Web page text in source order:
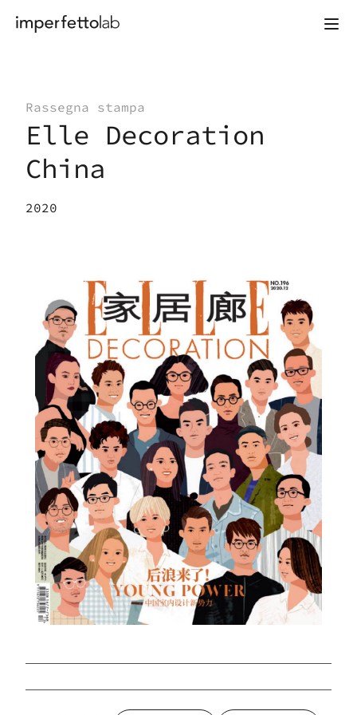
Rassegna stampa
Elle Decoration
China
2020
Vuoi sapere di più su questo
prodotto, scrivici
Scarica il catalogo e
lasciati stupire da un mondo
Imperfetto